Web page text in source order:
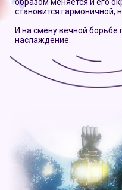
образом меняется и его
становится гармоничной,
И на смену вечной борьбе
наслаждение.